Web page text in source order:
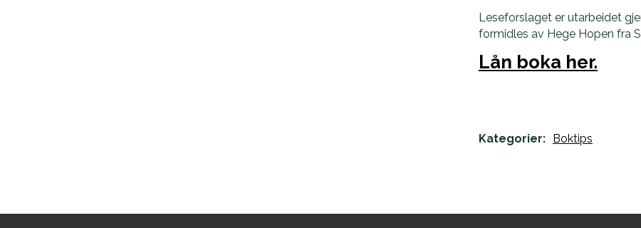
Leseforslaget er utarbeidet
formidles av Hege Hopen fra
Lån boka her.
Kategorier: Boktips